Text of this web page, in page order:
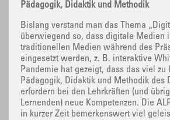
Pädagogik, Didaktik und Methodik
Bislang verstand man das Thema
überwiegend so, dass digitale Medien
traditionellen Medien während des
eingesetzt werden, z. B. interaktive
Pandemie hat gezeigt, dass das viel zu
Pädagogik, Didaktik und Methodik des
erfordern bei den Lehrkräften (und
Lernenden) neue Kompetenzen. Die
in kurzer Zeit bemerkenswert viel